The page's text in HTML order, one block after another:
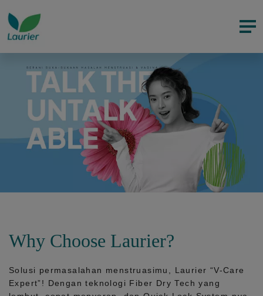
Why Choose Laurier?
Solusi permasalahan menstruasimu, Laurier “V-Care
Expert”! Dengan teknologi Fiber Dry Tech yang